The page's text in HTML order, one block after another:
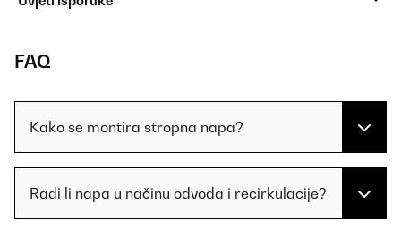
FAQ
Kako se montira stropna napa?
Radi li napa u načinu odvoda i recirkulacije?